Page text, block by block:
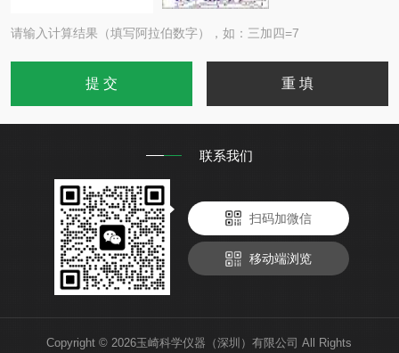
请输入计算结果（填写阿拉伯数字），如：三加四=7
联系我们
扫码加微信
移动端浏览
Copyright © 2026玉崎科学仪器（深圳）有限公司 All Rights